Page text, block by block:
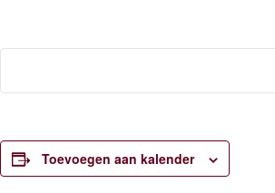
Toevoegen aan kalender